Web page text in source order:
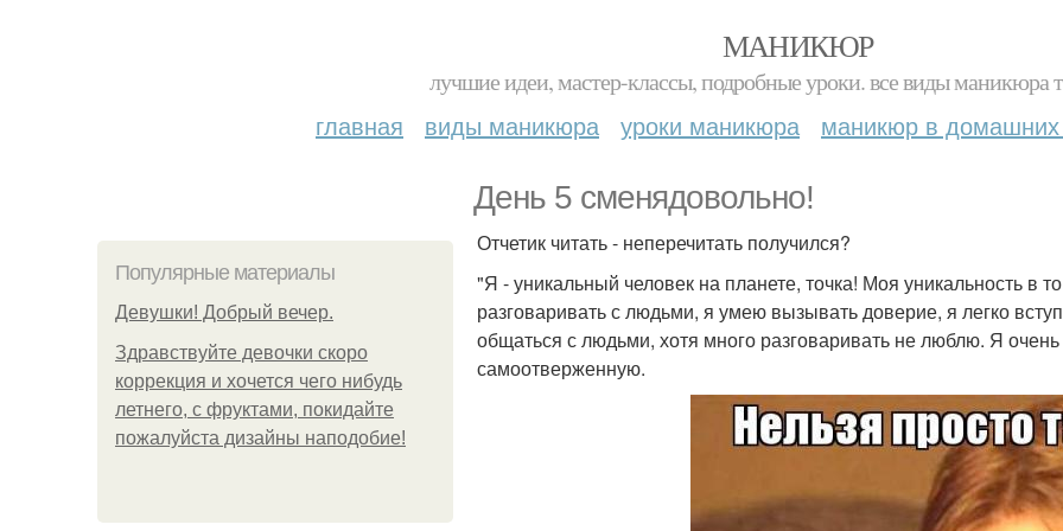
МАНИКЮР
лучшие идеи, мастер-классы, подробные уроки. все виды маникюра
главная виды маникюра уроки маникюра маникюр в домашних
День 5 сменядовольно!
Популярные материалы
Девушки! Добрый вечер.
Здравствуйте девочки скоро
коррекция и хочется чего нибудь
летнего, с фруктами, покидайте
пожалуйста дизайны наподобие!
Отчетик читать - неперечитать получился?
"Я - уникальный человек на планете, точка! Моя уникальность в
разговаривать с людьми, я умею вызывать доверие, я легко
общаться с людьми, хотя много разговаривать не люблю. Я
самоотверженную.